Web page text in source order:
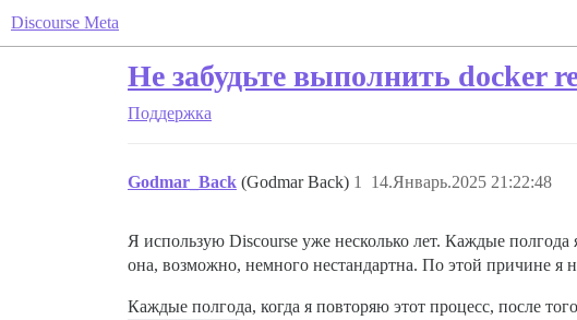
Discourse Meta
Не забудьте выполнить docker
Поддержка
Godmar_Back (Godmar Back) 14.Январь.2025 21:22:48
1
Я использую Discourse уже несколько лет. Каждые
она, возможно, немного нестандартна. По этой причине я
Каждые полгода, когда я повторяю этот процесс, после